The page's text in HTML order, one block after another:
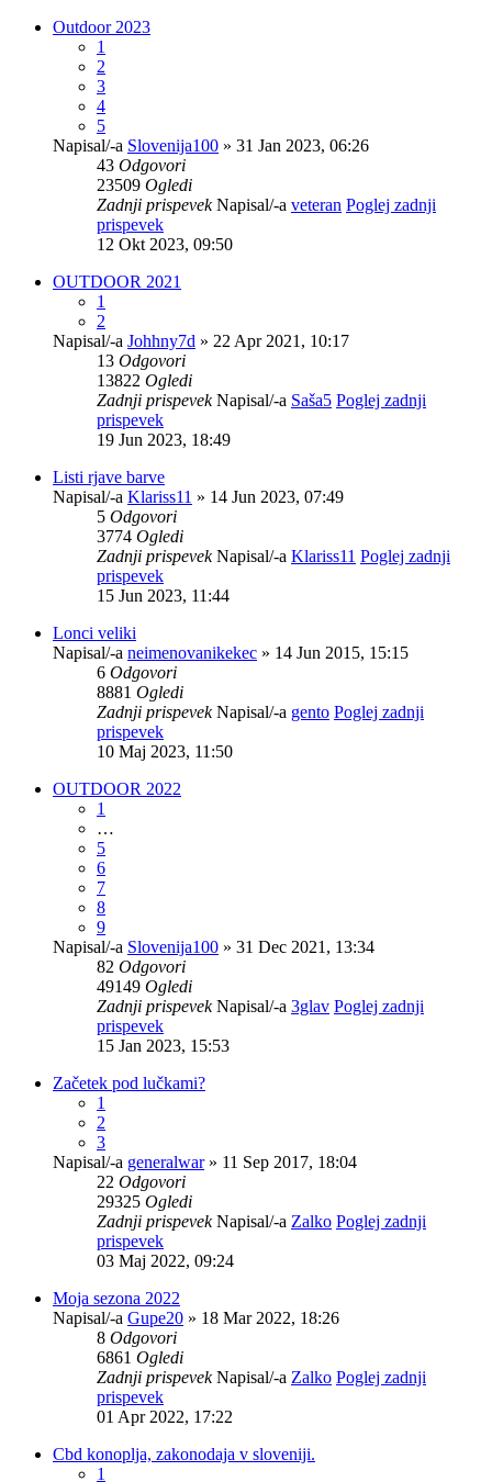
Outdoor 2023
1
2
3
4
5
Napisal/-a Slovenija100 » 31 Jan 2023, 06:26
43 Odgovori
23509 Ogledi
Zadnji prispevekNapisal/-a veteran Poglej zadnji
prispevek
12 Okt 2023, 09:50
OUTDOOR 2021
1
2
Napisal/-a Johhny7d » 22 Apr 2021, 10:17
13 Odgovori
13822 Ogledi
Zadnji prispevekNapisal/-a Saša5 Poglej zadnji
prispevek
19 Jun 2023, 18:49
Listi rjave barve
Napisal/-a Klariss11 » 14 Jun 2023, 07:49
5 Odgovori
3774 Ogledi
Zadnji prispevekNapisal/-a Klariss11 Poglej zadnji
prispevek
15 Jun 2023, 11:44
Lonci veliki
Napisal/-a neimenovanikekec » 14 Jun 2015, 15:15
6 Odgovori
8881 Ogledi
Zadnji prispevekNapisal/-a gento Poglej zadnji
prispevek
10 Maj 2023, 11:50
OUTDOOR 2022
1
…
5
6
7
8
9
Napisal/-a Slovenija100 » 31 Dec 2021, 13:34
82 Odgovori
49149 Ogledi
Zadnji prispevekNapisal/-a 3glav Poglej zadnji
prispevek
15 Jan 2023, 15:53
Začetek pod lučkami?
1
2
3
Napisal/-a generalwar» 11 Sep 2017, 18:04
22 Odgovori
29325 Ogledi
Zadnji prispevekNapisal/-a Zalko Poglej zadnji
prispevek
03 Maj 2022, 09:24
Moja sezona 2022
Napisal/-a Gupe20 » 18 Mar 2022, 18:26
8 Odgovori
6861 Ogledi
Zadnji prispevekNapisal/-a Zalko Poglej zadnji
prispevek
01 Apr 2022, 17:22
Cbd konoplja, zakonodaja v sloveniji.
1